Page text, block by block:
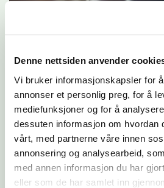
Denne nettsiden anvender
Vi bruker informasjonskapsler for
annonser et personlig preg, for å
mediefunksjoner og for å
dessuten informasjon om hvordan
vårt, med partnerne våre innen
annonsering og analysearbeid,
med annen informasjon du har
eller som de har samlet inn
Karriere, luksusliv og
"Drømmen om det perfekte
høytstående karriere ble uoppnåelig
av kokain og alkohol tok overhånd, og
vanskelig å opprettholde".